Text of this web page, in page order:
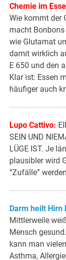
Chemie im
Wie kommt der
macht
wie Glutamat
damit wirklich
E 650 und den
Klar ist: Essen
häufiger auch
Lupo Cattivo:
SEIN UND
LÜGE IST. Je
plausibler wird
“Zufälle”
Darm heilt Hirn
Mittlerweile
Mensch
kann man
Asthma,